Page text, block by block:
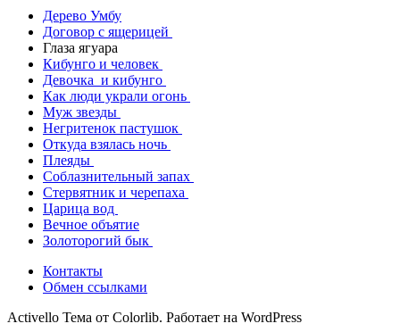
Дерево Умбу
Договор с ящерицей
Глаза ягуара
Кибунго и человек
Девочка и кибунго
Как люди украли огонь
Муж звезды
Негритенок пастушок
Откуда взялась ночь
Плеяды
Соблазнительный запах
Стервятник и черепаха
Царица вод
Вечное объятие
Золоторогий бык
Контакты
Обмен ссылками
Activello Тема от Colorlib. Работает на WordPress